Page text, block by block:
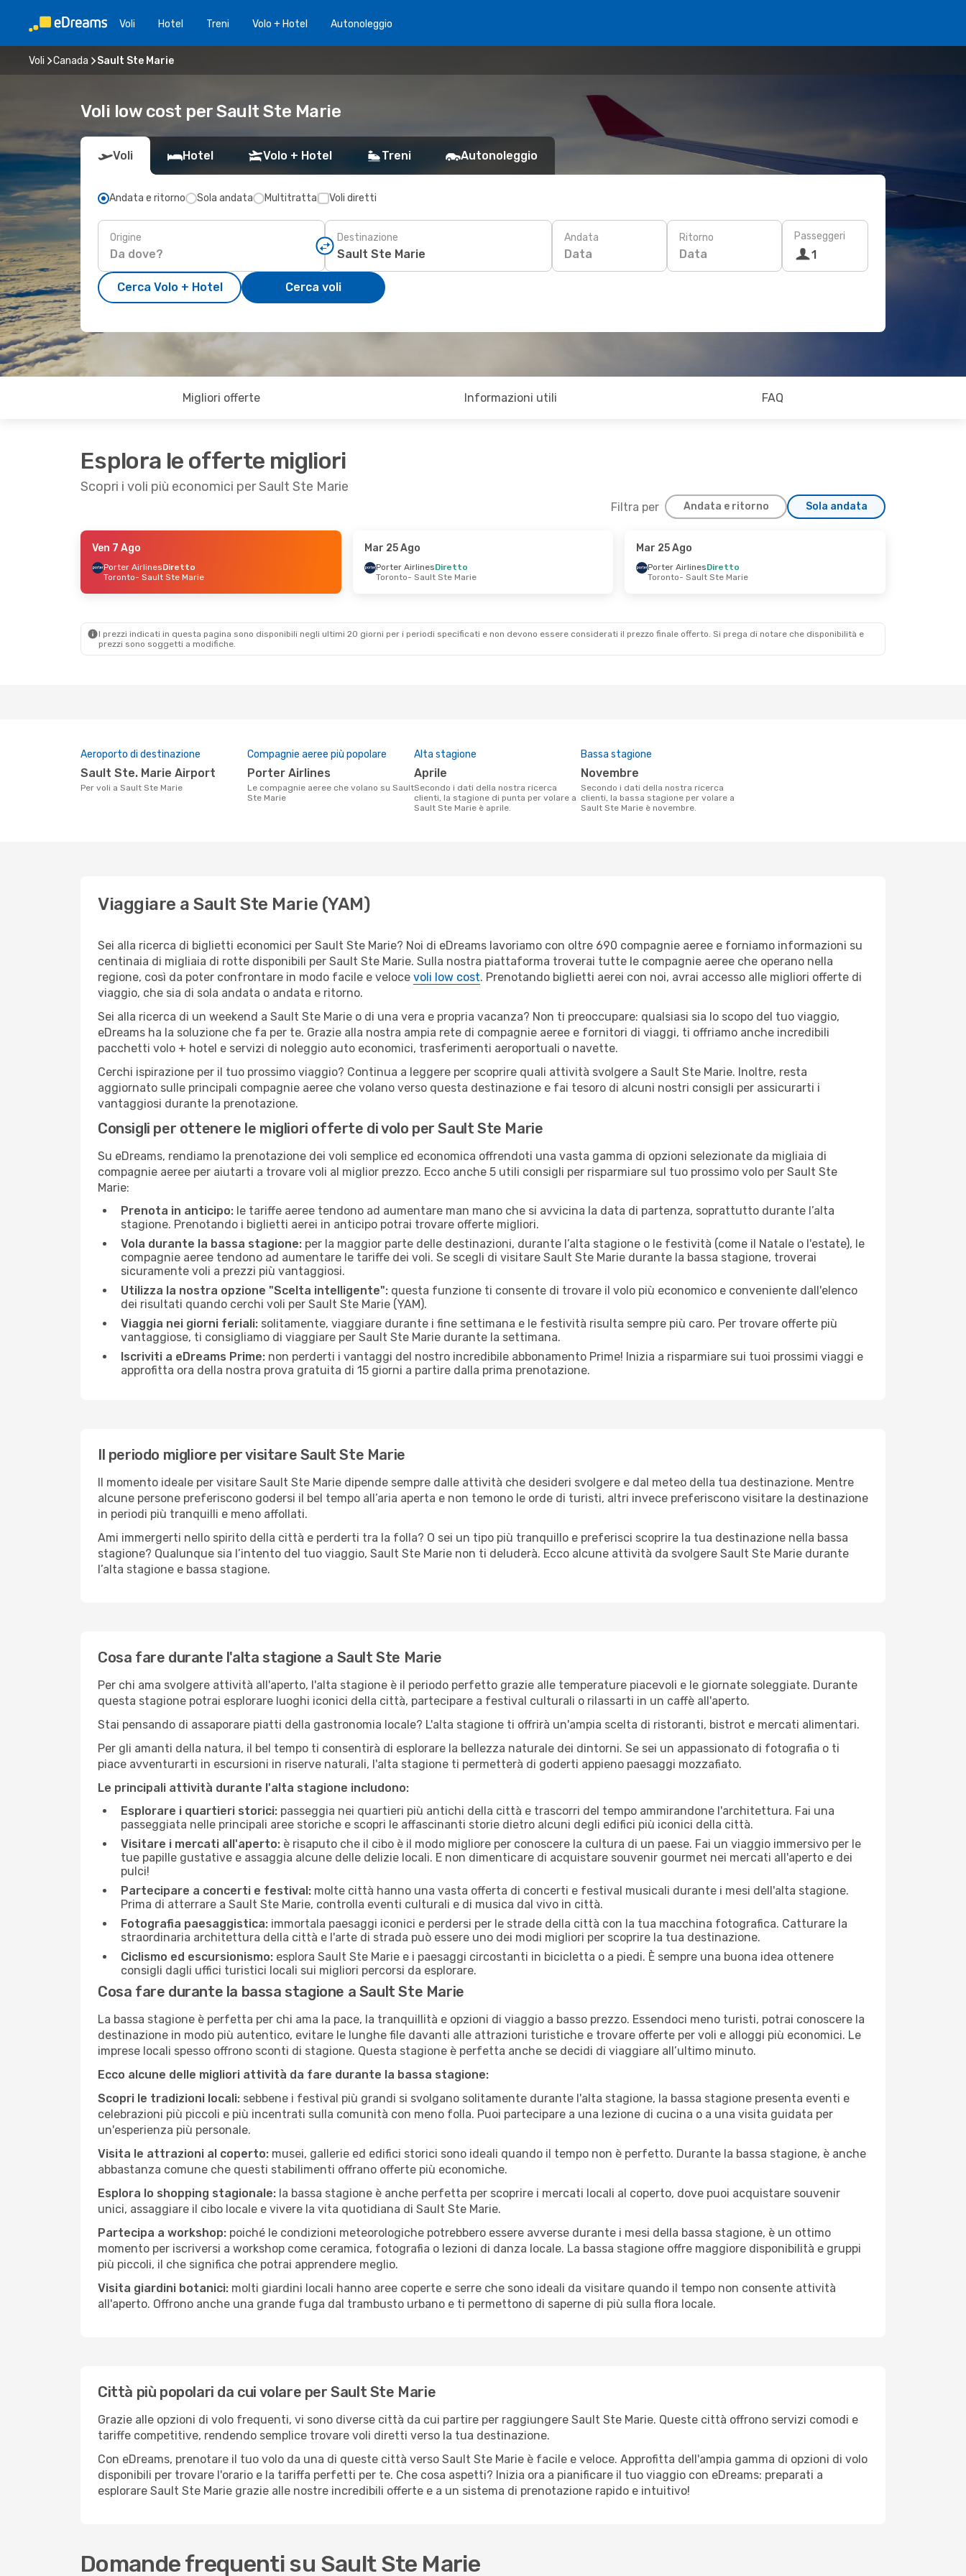
Voli Hotel Treni Volo + Hotel Autonoleggio
Voli Canada Sault Ste Marie
Voli low cost per Sault Ste Marie
Voli Hotel Volo + Hotel Treni Autonoleggio
Andata e ritorno Sola andata Multitratta Voli diretti
Origine Destinazione Andata
Data
Ritorno
Data
Passeggeri
1
Cerca Volo + Hotel Cerca voli
Migliori offerte Informazioni utili FAQ
Esplora le offerte migliori
Scopri i voli più economici per Sault Ste Marie
Filtra per Andata e ritorno Sola andata
- Lun 10 Ago
Diretto
- Sault Ste Marie
- Mer 26 Ago
- Sault Ste Marie
- Lun 14 Set
Ven 7 Ago
Porter AirlinesDiretto
Toronto- Sault Ste Marie
Mar 25 Ago
Porter AirlinesDiretto
Toronto- Sault Ste Marie
Mar 25 Ago
Porter AirlinesDiretto
Toronto- Sault Ste Marie
I prezzi indicati in questa pagina sono disponibili negli ultimi 20 giorni per i periodi specificati e non devono essere considerati il ​​prezzo finale offerto. Si prega di notare che disponibilità e
prezzi sono soggetti a modifiche.
Aeroporto di destinazione
Sault Ste. Marie Airport
Per voli a Sault Ste Marie
Compagnie aeree più popolare
Porter Airlines
Le compagnie aeree che volano su Sault
Ste Marie
Alta stagione
aprile
Secondo i dati della nostra ricerca
clienti, la stagione di punta per volare a
Sault Ste Marie è aprile.
Bassa stagione
novembre
Secondo i dati della nostra ricerca
clienti, la bassa stagione per volare a
Sault Ste Marie è novembre.
Viaggiare a Sault Ste Marie (YAM)
Sei alla ricerca di biglietti economici per Sault Ste Marie? Noi di eDreams lavoriamo con oltre 690 compagnie aeree e forniamo informazioni su
centinaia di migliaia di rotte disponibili per Sault Ste Marie. Sulla nostra piattaforma troverai tutte le compagnie aeree che operano nella
regione, così da poter confrontare in modo facile e veloce voli low cost. Prenotando biglietti aerei con noi, avrai accesso alle migliori offerte di
viaggio, che sia di sola andata o andata e ritorno.
Sei alla ricerca di un weekend a Sault Ste Marie o di una vera e propria vacanza? Non ti preoccupare: qualsiasi sia lo scopo del tuo viaggio,
eDreams ha la soluzione che fa per te. Grazie alla nostra ampia rete di compagnie aeree e fornitori di viaggi, ti offriamo anche incredibili
pacchetti volo + hotel e servizi di noleggio auto economici, trasferimenti aeroportuali o navette.
Cerchi ispirazione per il tuo prossimo viaggio? Continua a leggere per scoprire quali attività svolgere a Sault Ste Marie. Inoltre, resta
aggiornato sulle principali compagnie aeree che volano verso questa destinazione e fai tesoro di alcuni nostri consigli per assicurarti i
vantaggiosi durante la prenotazione.
Consigli per ottenere le migliori offerte di volo per Sault Ste Marie
Su eDreams, rendiamo la prenotazione dei voli semplice ed economica offrendoti una vasta gamma di opzioni selezionate da migliaia di
compagnie aeree per aiutarti a trovare voli al miglior prezzo. Ecco anche 5 utili consigli per risparmiare sul tuo prossimo volo per Sault Ste
Marie:
Prenota in anticipo: le tariffe aeree tendono ad aumentare man mano che si avvicina la data di partenza, soprattutto durante l’alta
stagione. Prenotando i biglietti aerei in anticipo potrai trovare offerte migliori.
Vola durante la bassa stagione: per la maggior parte delle destinazioni, durante l’alta stagione o le festività (come il Natale o l'estate), le
compagnie aeree tendono ad aumentare le tariffe dei voli. Se scegli di visitare Sault Ste Marie durante la bassa stagione, troverai
sicuramente voli a prezzi più vantaggiosi.
Utilizza la nostra opzione "Scelta intelligente": questa funzione ti consente di trovare il volo più economico e conveniente dall'elenco
dei risultati quando cerchi voli per Sault Ste Marie (YAM).
Viaggia nei giorni feriali: solitamente, viaggiare durante i fine settimana e le festività risulta sempre più caro. Per trovare offerte più
vantaggiose, ti consigliamo di viaggiare per Sault Ste Marie durante la settimana.
Iscriviti a eDreams Prime: non perderti i vantaggi del nostro incredibile abbonamento Prime! Inizia a risparmiare sui tuoi prossimi viaggi e
approfitta ora della nostra prova gratuita di 15 giorni a partire dalla prima prenotazione.
Il periodo migliore per visitare Sault Ste Marie
Il momento ideale per visitare Sault Ste Marie dipende sempre dalle attività che desideri svolgere e dal meteo della tua destinazione. Mentre
alcune persone preferiscono godersi il bel tempo all’aria aperta e non temono le orde di turisti, altri invece preferiscono visitare la destinazione
in periodi più tranquilli e meno affollati.
Ami immergerti nello spirito della città e perderti tra la folla? O sei un tipo più tranquillo e preferisci scoprire la tua destinazione nella bassa
stagione? Qualunque sia l’intento del tuo viaggio, Sault Ste Marie non ti deluderà. Ecco alcune attività da svolgere Sault Ste Marie durante
l’alta stagione e bassa stagione.
Cosa fare durante l'alta stagione a Sault Ste Marie
Per chi ama svolgere attività all'aperto, l'alta stagione è il periodo perfetto grazie alle temperature piacevoli e le giornate soleggiate. Durante
questa stagione potrai esplorare luoghi iconici della città, partecipare a festival culturali o rilassarti in un caffè all'aperto.
Stai pensando di assaporare piatti della gastronomia locale? L'alta stagione ti offrirà un'ampia scelta di ristoranti, bistrot e mercati alimentari.
Per gli amanti della natura, il bel tempo ti consentirà di esplorare la bellezza naturale dei dintorni. Se sei un appassionato di fotografia o ti
piace avventurarti in escursioni in riserve naturali, l'alta stagione ti permetterà di goderti appieno paesaggi mozzafiato.
Le principali attività durante l'alta stagione includono:
Esplorare i quartieri storici: passeggia nei quartieri più antichi della città e trascorri del tempo ammirandone l'architettura. Fai una
passeggiata nelle principali aree storiche e scopri le affascinanti storie dietro alcuni degli edifici più iconici della città.
Visitare i mercati all'aperto: è risaputo che il cibo è il modo migliore per conoscere la cultura di un paese. Fai un viaggio immersivo per le
tue papille gustative e assaggia alcune delle delizie locali. E non dimenticare di acquistare souvenir gourmet nei mercati all'aperto e dei
pulci!
Partecipare a concerti e festival: molte città hanno una vasta offerta di concerti e festival musicali durante i mesi dell'alta stagione.
Prima di atterrare a Sault Ste Marie, controlla eventi culturali e di musica dal vivo in città.
Fotografia paesaggistica: immortala paesaggi iconici e perdersi per le strade della città con la tua macchina fotografica. Catturare la
straordinaria architettura della città e l'arte di strada può essere uno dei modi migliori per scoprire la tua destinazione.
Ciclismo ed escursionismo: esplora Sault Ste Marie e i paesaggi circostanti in bicicletta o a piedi. È sempre una buona idea ottenere
consigli dagli uffici turistici locali sui migliori percorsi da esplorare.
Cosa fare durante la bassa stagione a Sault Ste Marie
La bassa stagione è perfetta per chi ama la pace, la tranquillità e opzioni di viaggio a basso prezzo. Essendoci meno turisti, potrai conoscere la
destinazione in modo più autentico, evitare le lunghe file davanti alle attrazioni turistiche e trovare offerte per voli e alloggi più economici. Le
imprese locali spesso offrono sconti di stagione. Questa stagione è perfetta anche se decidi di viaggiare all’ultimo minuto.
Ecco alcune delle migliori attività da fare durante la bassa stagione:
Scopri le tradizioni locali: sebbene i festival più grandi si svolgano solitamente durante l'alta stagione, la bassa stagione presenta eventi e
celebrazioni più piccoli e più incentrati sulla comunità con meno folla. Puoi partecipare a una lezione di cucina o a una visita guidata per
un'esperienza più personale.
Visita le attrazioni al coperto: musei, gallerie ed edifici storici sono ideali quando il tempo non è perfetto. Durante la bassa stagione, è anche
abbastanza comune che questi stabilimenti offrano offerte più economiche.
Esplora lo shopping stagionale: la bassa stagione è anche perfetta per scoprire i mercati locali al coperto, dove puoi acquistare souvenir
unici, assaggiare il cibo locale e vivere la vita quotidiana di Sault Ste Marie.
Partecipa a workshop: poiché le condizioni meteorologiche potrebbero essere avverse durante i mesi della bassa stagione, è un ottimo
momento per iscriversi a workshop come ceramica, fotografia o lezioni di danza locale. La bassa stagione offre maggiore disponibilità e gruppi
più piccoli, il che significa che potrai apprendere meglio.
Visita giardini botanici: molti giardini locali hanno aree coperte e serre che sono ideali da visitare quando il tempo non consente attività
all'aperto. Offrono anche una grande fuga dal trambusto urbano e ti permettono di saperne di più sulla flora locale.
Città più popolari da cui volare per Sault Ste Marie
Grazie alle opzioni di volo frequenti, vi sono diverse città da cui partire per raggiungere Sault Ste Marie. Queste città offrono servizi comodi e
tariffe competitive, rendendo semplice trovare voli diretti verso la tua destinazione.
Con eDreams, prenotare il tuo volo da una di queste città verso Sault Ste Marie è facile e veloce. Approfitta dell'ampia gamma di opzioni di volo
disponibili per trovare l'orario e la tariffa perfetti per te. Che cosa aspetti? Inizia ora a pianificare il tuo viaggio con eDreams: preparati a
esplorare Sault Ste Marie grazie alle nostre incredibili offerte e a un sistema di prenotazione rapido e intuitivo!
Domande frequenti su Sault Ste Marie